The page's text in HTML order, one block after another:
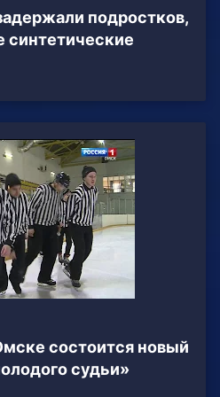
подростков,
состоится новый
судьи»